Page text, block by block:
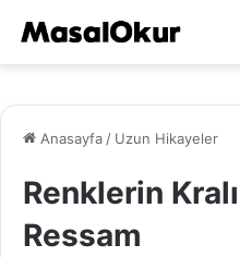
Anasayfa / Uzun Hikayeler
Renklerin
Ressam